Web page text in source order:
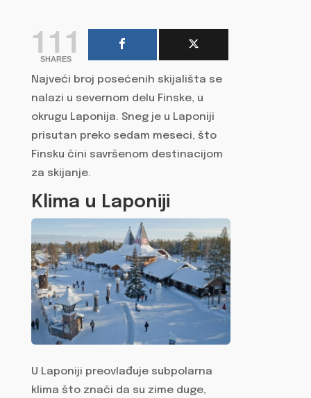
111
SHARES
Najveći broj posećenih skijališta se
nalazi u severnom delu Finske, u
okrugu Laponija. Sneg je u Laponiji
prisutan preko sedam meseci, što
Finsku čini savršenom destinacijom
za skijanje.
Klima u Laponiji
U Laponiji preovlađuje subpolarna
klima što znači da su zime duge,